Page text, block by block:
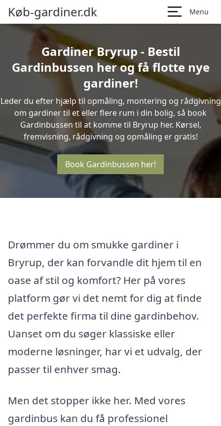
Køb-gardiner.dk Menu
Gardiner Bryrup - Bestil
Gardinbussen her og få flotte nye
gardiner!
Leder du efter hjælp til opmåling, montering og rådgivning
om gardiner til et eller flere rum i din bolig, så book
Gardinbussen til at komme til Bryrup her. Kørsel,
fremvisning, rådgivning og opmåling er gratis!
Book Gardinbussen her!
Drømmer du om smukke gardiner i
Bryrup, der kan forvandle dit hjem til en
oase af stil og komfort? Her på vores
platform gør vi det nemt for dig at finde
det perfekte firma til dine gardinbehov.
Uanset om du søger klassiske eller
moderne løsninger, har vi et udvalg, der
passer til enhver smag.
Men det stopper ikke her. Med vores
gardinbus kan du få professionel